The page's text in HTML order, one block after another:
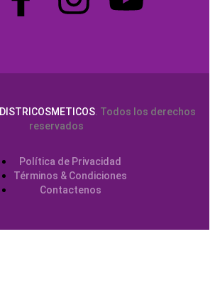
DISTRICOSMETICOS. Todos los derechos
reservados
Política de Privacidad
Términos & Condiciones
Contactenos